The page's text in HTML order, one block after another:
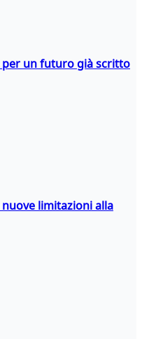
per un futuro già scritto
limitazioni alla